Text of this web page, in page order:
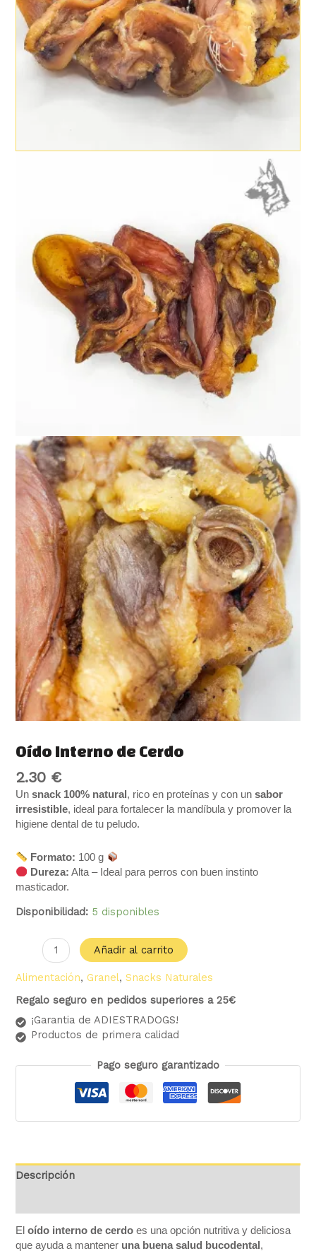
Oído Interno de Cerdo
2.30 €
Unsnack 100% natural , rico en proteínas y con unsabor
irresistible, ideal para fortalecer la mandíbula y promover la
higiene dental de tu peludo.
Formato: 100 g
Dureza: Alta – Ideal para perros con buen instinto
masticador.
Disponibilidad: 5 disponibles
Añadir al carrito
Alimentación, Granel,Snacks Naturales
Regalo seguro en pedidos superiores a 25€
¡Garantia de ADIESTRADOGS!
Productos de primera calidad
Pago seguro garantizado
Descripción
Eloído interno de cerdo es una opción nutritiva y deliciosa
que ayuda a mantener una buena salud bucodental ,